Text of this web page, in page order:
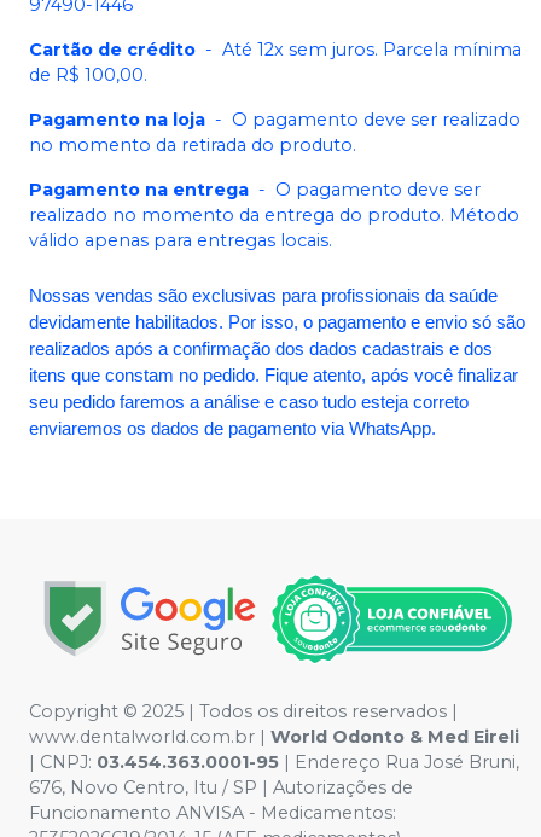
97490-1446
Cartão de crédito - Até 12x sem juros. Parcela mínima
de R$ 100,00.
Pagamento na loja - O pagamento deve ser realizado
no momento da retirada do produto.
Pagamento na entrega - O pagamento deve ser
realizado no momento da entrega do produto. Método
válido apenas para entregas locais.
Nossas vendas são exclusivas para profissionais da saúde
devidamente habilitados. Por isso, o pagamento e envio só são
realizados após a confirmação dos dados cadastrais e dos
itens que constam no pedido. Fique atento, após você finalizar
seu pedido faremos a análise e caso tudo esteja correto
enviaremos os dados de pagamento via WhatsApp.
Copyright © 2025 | Todos os direitos reservados |
www.dentalworld.com.br | World Odonto & Med Eireli
| CNPJ: 03.454.363.0001-95 | Endereço Rua José Bruni,
676, Novo Centro, Itu / SP | Autorizações de
Funcionamento ANVISA - Medicamentos: